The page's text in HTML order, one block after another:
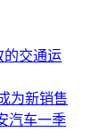
的交通运
为新销售
汽车一季